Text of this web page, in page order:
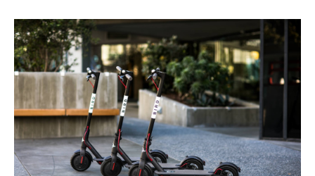
שת"פ
קורקינטים
וידידים